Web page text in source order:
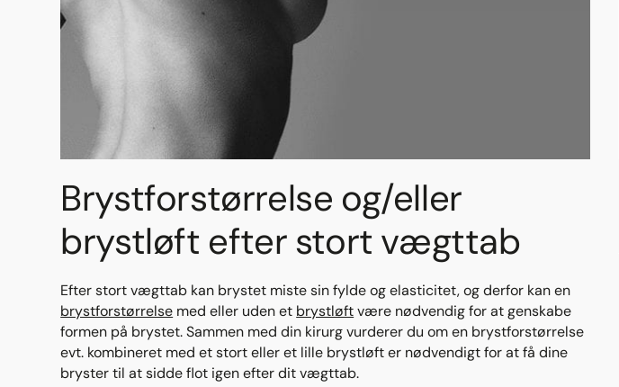
Brystforstørrelse og/eller
brystløft efter stort vægttab
Efter stort vægttab kan brystet miste sin fylde og elasticitet, og derfor kan en
brystforstørrelse med eller uden et brystløftvære nødvendig for at genskabe
formen på brystet. Sammen med din kirurg vurderer du om en brystforstørrelse
evt. kombineret med et stort eller et lille brystløft er nødvendigt for at få dine
bryster til at sidde flot igen efter dit vægttab.